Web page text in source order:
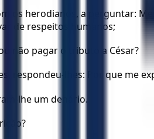
os herodianos, a perguntar:
de respeitos humanos;
não pagar o tributo a César?
respondeu-lhes: Por que me
lhe um denário.